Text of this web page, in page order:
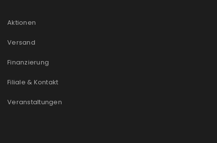
deine E-Mail-Adresse gesendet.
NEWSLETTER ABONNIEREN
us
Aktionen
Versand
Finanzierung
Filiale & Kontakt
Veranstaltungen